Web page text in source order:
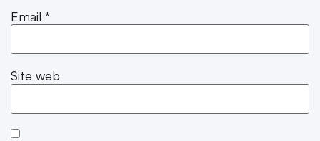
Email *
Site web